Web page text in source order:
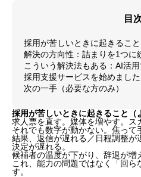
目
採用が苦しいときに起きるこ
解決の方向性：詰まりを1つに
こういう解決法もある：AI活
採用支援サービスを始めました
次の一手（必要な方のみ）
採用が苦しいときに起きること（
求人票を直す。媒体を増やす。ス
それでも数字が動かない。焦って
結果、返信が遅れる／日程調整が
決定が遅れる。
候補者の温度が下がり、辞退が増
これ、能力の問題ではなく「回
す。